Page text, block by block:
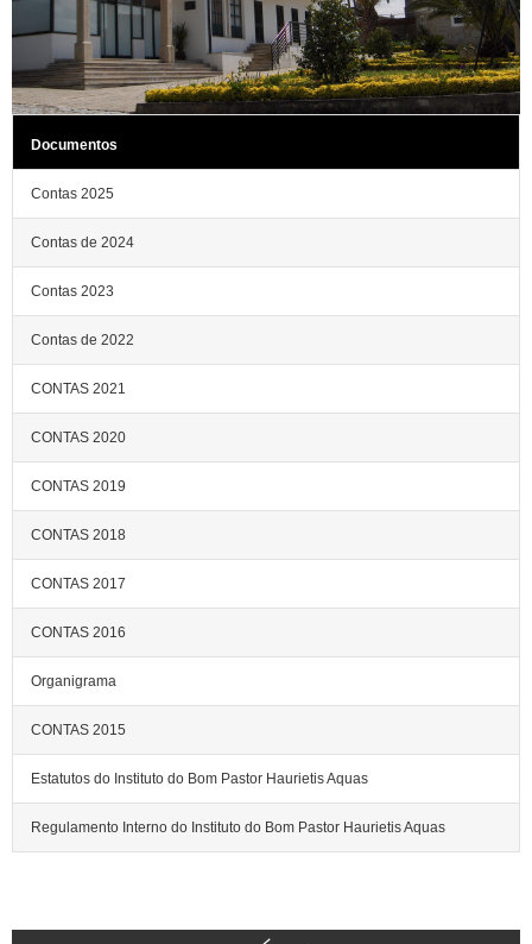
Documentos
Contas 2025
Contas de 2024
Contas 2023
Contas de 2022
CONTAS 2021
CONTAS 2020
CONTAS 2019
CONTAS 2018
CONTAS 2017
CONTAS 2016
Organigrama
CONTAS 2015
Estatutos do Instituto do Bom Pastor Haurietis Aquas
Regulamento Interno do Instituto do Bom Pastor Haurietis Aquas